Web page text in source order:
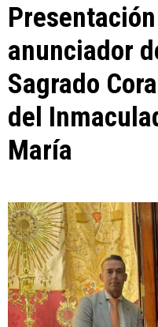
anunciador
Sagrado
del
María